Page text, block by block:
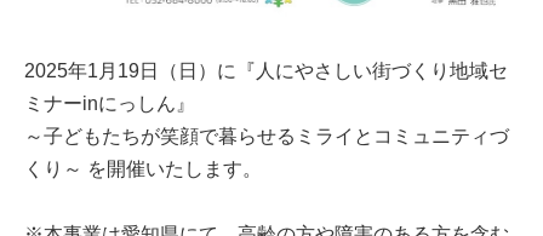
2025年1月19日（日）に『人にやさしい街づくり地域セ
ミナーinにっしん』
～子どもたちが笑顔で暮らせるミライとコミュニティづ
くり～ を開催いたします。